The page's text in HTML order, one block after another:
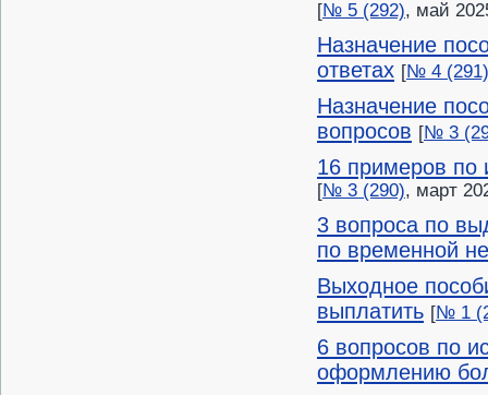
[№ 5 (292), май
Назначение
ответах [№ 4 (291)
Назначение
вопросов [№ 3
16 примеров по
[№ 3 (290), март
3 вопроса по
по временной
Выходное
выплатить [№ 1
6 вопросов по
оформлению